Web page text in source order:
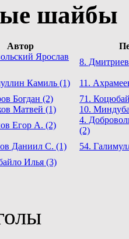
шайбы
Автор
Ярослав
8.
Камиль (1)
11.
Богдан (2)
71.
Матвей (1)
10.
Егор А. (2)
4.
(2)
Даниил С. (1)
54.
Илья (3)